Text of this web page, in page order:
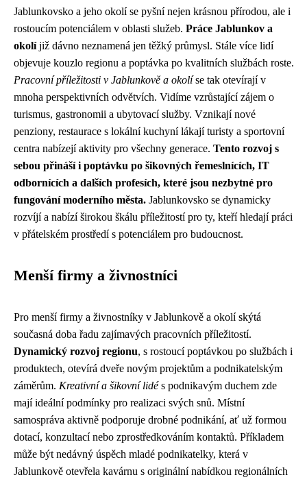
Jablunkovsko a jeho okolí se pyšní nejen krásnou přírodou, ale i
rostoucím potenciálem v oblasti služeb. Práce Jablunkov a
okolíjiž dávno neznamená jen těžký průmysl. Stále více lidí
objevuje kouzlo regionu a poptávka po kvalitních službách roste.
Pracovní příležitosti v Jablunkově a okolíse tak otevírají v
mnoha perspektivních odvětvích. Vidíme vzrůstající zájem o
turismus, gastronomii a ubytovací služby. Vznikají nové
penziony, restaurace s lokální kuchyní lákají turisty a sportovní
centra nabízejí aktivity pro všechny generace. Tento rozvoj s
sebou přináší i poptávku po šikovných řemeslnících, IT
odbornících a dalších profesích, které jsou nezbytné pro
fungování moderního města. Jablunkovsko se dynamicky
rozvíjí a nabízí širokou škálu příležitostí pro ty, kteří hledají práci
v přátelském prostředí s potenciálem pro budoucnost.
Menší firmy a živnostníci
Pro menší firmy a živnostníky v Jablunkově a okolí skýtá
současná doba řadu zajímavých pracovních příležitostí.
Dynamický rozvoj regionu, s rostoucí poptávkou po službách i
produktech, otevírá dveře novým projektům a podnikatelským
záměrům. Kreativní a šikovní lidés podnikavým duchem zde
mají ideální podmínky pro realizaci svých snů. Místní
samospráva aktivně podporuje drobné podnikání, ať už formou
dotací, konzultací nebo zprostředkováním kontaktů. Příkladem
může být nedávný úspěch mladé podnikatelky, která v
Jablunkově otevřela kavárnu s originální nabídkou regionálních